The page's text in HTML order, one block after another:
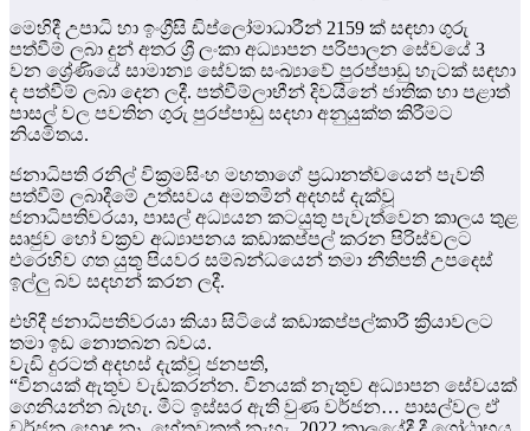
මෙහිදී උපාධි හා ඉංග්‍රීසි ඩිප්ලෝමාධාරීන් 2159 ක් සඳහා ගුරු
පත්වීම් ලබා දුන් අතර ශ්‍රී ලංකා අධ්‍යාපන පරිපාලන සේවයේ 3
වන ශ්‍රේණියේ සාමාන්‍ය සේවක සංඛ්‍යාවේ පුරප්පාඩු හැටක් සඳහා
ද පත්වීම් ලබා දෙන ලදී. පත්වීම්ලාභීන් දිවයිනේ ජාතික හා පළාත්
පාසල් වල පවතින ගුරු පුරප්පාඩු සදහා අනුයුක්ත කිරීමට
නියමිතය.
ජනාධිපති රනිල් වික්‍රමසිංහ මහතාගේ ප්‍රධානත්වයෙන් පැවති
පත්වීම් ලබාදීමේ උත්සවය අමතමින් අදහස් දැක්වූ
ජනාධිපතිවරයා, පාසල් අධ්‍යයන කටයුතු පැවැත්වෙන කාලය තුළ
සෘජුව හෝ වක්‍රව අධ්‍යාපනය කඩාකප්පල් කරන පිරිස්වලට
එරෙහිව ගත යුතු පියවර සම්බන්ධයෙන් තමා නීතිපති උපදෙස්
ඉල්ලු බව සදහන් කරන ලදී.
එහිදී ජනාධිපතිවරයා කියා සිටියේ කඩාකප්පල්කාරී ක්‍රියාවලට
තමා ඉඩ නොතබන බවය.
වැඩි දුරටත් අදහස් දැක්වූ ජනපති,
“විනයක් ඇතුව වැඩකරන්න. විනයක් නැතුව අධ්‍යාපන සේවයක්
ගෙනියන්න බැහැ. මීට ඉස්සර ඇති වුණ වර්ජන… පාසල්වල ඒ